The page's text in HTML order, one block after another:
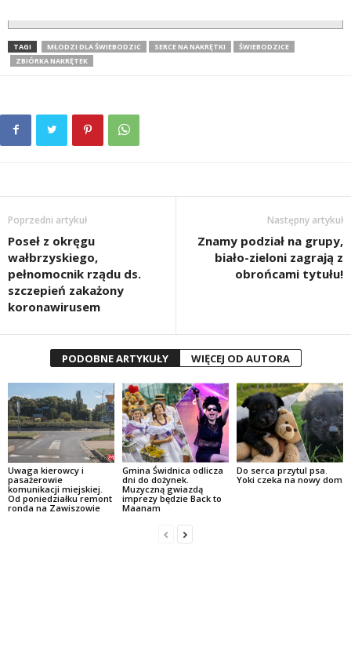
TAGI MŁODZI DLA ŚWIEBODZIC SERCE NA NAKRĘTKI
ŚWIEBODZICE
ZBIÓRKA NAKRĘTEK
Poprzedni artykuł
Poseł z okręgu
wałbrzyskiego,
pełnomocnik rządu ds.
szczepień zakażony
koronawirusem
Następny artykuł
Znamy podział na grupy,
biało-zieloni zagrają z
obrońcami tytułu!
PODOBNE ARTYKUŁY WIĘCEJ OD AUTORA
Uwaga kierowcy i
pasażerowie
komunikacji miejskiej.
Od poniedziałku remont
ronda na Zawiszowie
Gmina Świdnica odlicza
dni do dożynek.
Muzyczną gwiazdą
imprezy będzie Back to
Maanam
Do serca przytul psa.
Yoki czeka na nowy dom